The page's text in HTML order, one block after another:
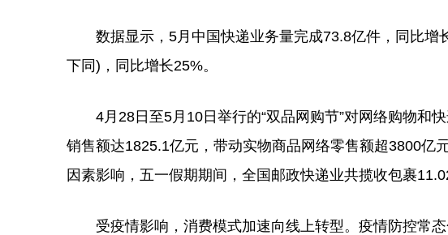
数据显示，5月中国快递业务量完成73.8亿件，同比增
下同)，同比增长25%。
4月28日至5月10日举行的“双品网购节”对网络购物和快
销售额达1825.1亿元，带动实物商品网络零售额超3800亿
因素影响，五一假期期间，全国邮政快递业共揽收包裹
受疫情影响，消费模式加速向线上转型。疫情防控常态